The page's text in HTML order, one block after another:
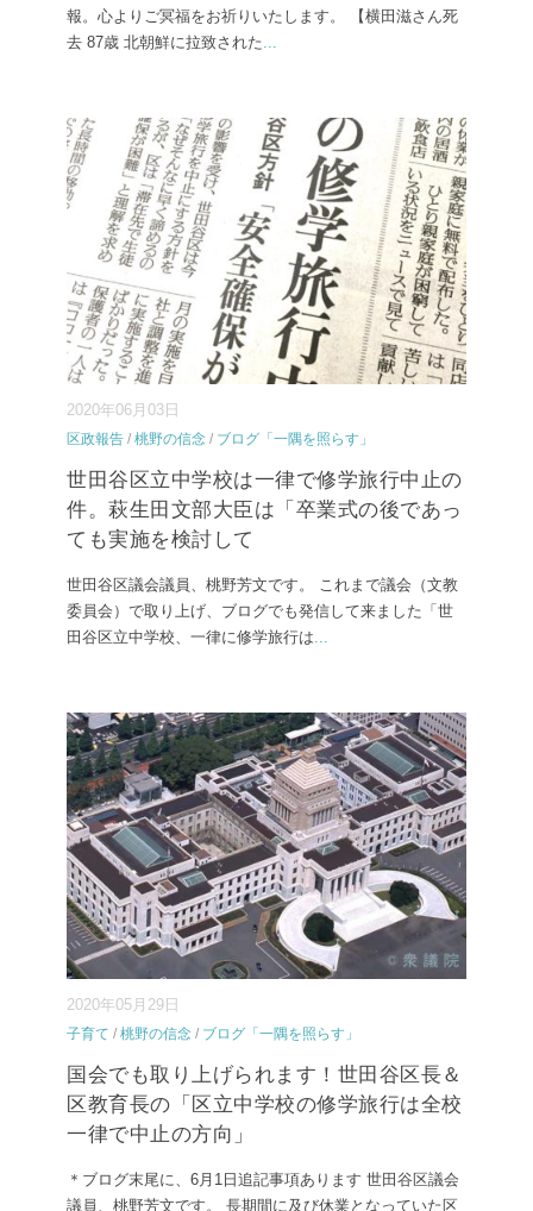
報。心よりご冥福をお祈りいたします。 【横田滋さん死
去 87歳 北朝鮮に拉致された...
2020年06月03日
区政報告 / 桃野の信念 / ブログ「一隅を照らす」
世田谷区立中学校は一律で修学旅行中止の
件。萩生田文部大臣は「卒業式の後であっ
ても実施を検討して
世田谷区議会議員、桃野芳文です。 これまで議会（文教
委員会）で取り上げ、ブログでも発信して来ました「世
田谷区立中学校、一律に修学旅行は...
2020年05月29日
子育て / 桃野の信念 / ブログ「一隅を照らす」
国会でも取り上げられます！世田谷区長＆
区教育長の「区立中学校の修学旅行は全校
一律で中止の方向」
＊ブログ末尾に、6月1日追記事項あります 世田谷区議会
議員、桃野芳文です。 長期間に及び休業となっていた区